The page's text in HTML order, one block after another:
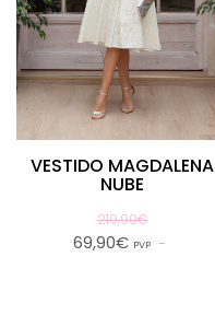
VESTIDO MAGDALENA
NUBE
219,90€
69,90€ PVP